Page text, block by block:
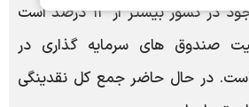
جمع کل نقدینگی موجود در کشور بیشتر از ۱۳ درصد است
صندوق های سرمایه گذاری در
است. در حال حاضر جمع کل نقدینگی